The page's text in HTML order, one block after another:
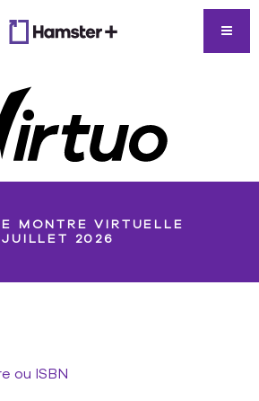
MONTRE VIRTUELLE
JUILLET 2026
ou ISBN